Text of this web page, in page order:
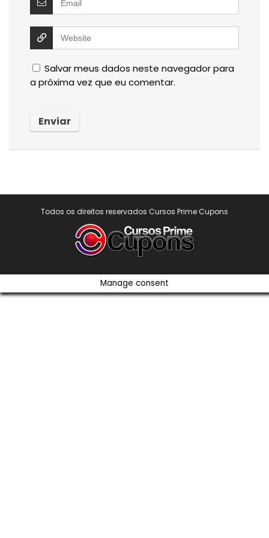
Salvar meus dados neste navegador para
a próxima vez que eu comentar.
Todos os direitos reservados Cursos Prime Cupons
Manage consent